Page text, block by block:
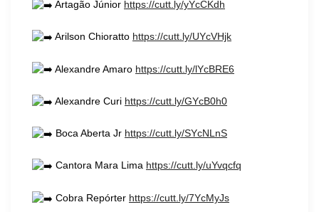
Artagão Júnior https://cutt.ly/yYcCKdh
Arilson Chioratto https://cutt.ly/UYcVHjk
Alexandre Amaro https://cutt.ly/lYcBRE6
Alexandre Curi https://cutt.ly/GYcB0h0
Boca Aberta Jr https://cutt.ly/SYcNLnS
Cantora Mara Lima https://cutt.ly/uYvqcfq
Cobra Repórter https://cutt.ly/7YcMyJs